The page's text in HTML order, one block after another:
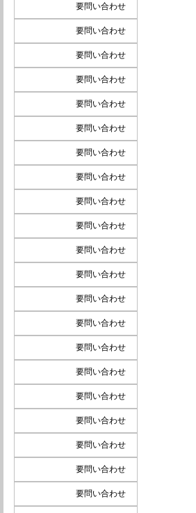
要問い合わせ
要問い合わせ
要問い合わせ
要問い合わせ
要問い合わせ
要問い合わせ
要問い合わせ
要問い合わせ
要問い合わせ
要問い合わせ
要問い合わせ
要問い合わせ
要問い合わせ
要問い合わせ
要問い合わせ
要問い合わせ
要問い合わせ
要問い合わせ
要問い合わせ
要問い合わせ
要問い合わせ